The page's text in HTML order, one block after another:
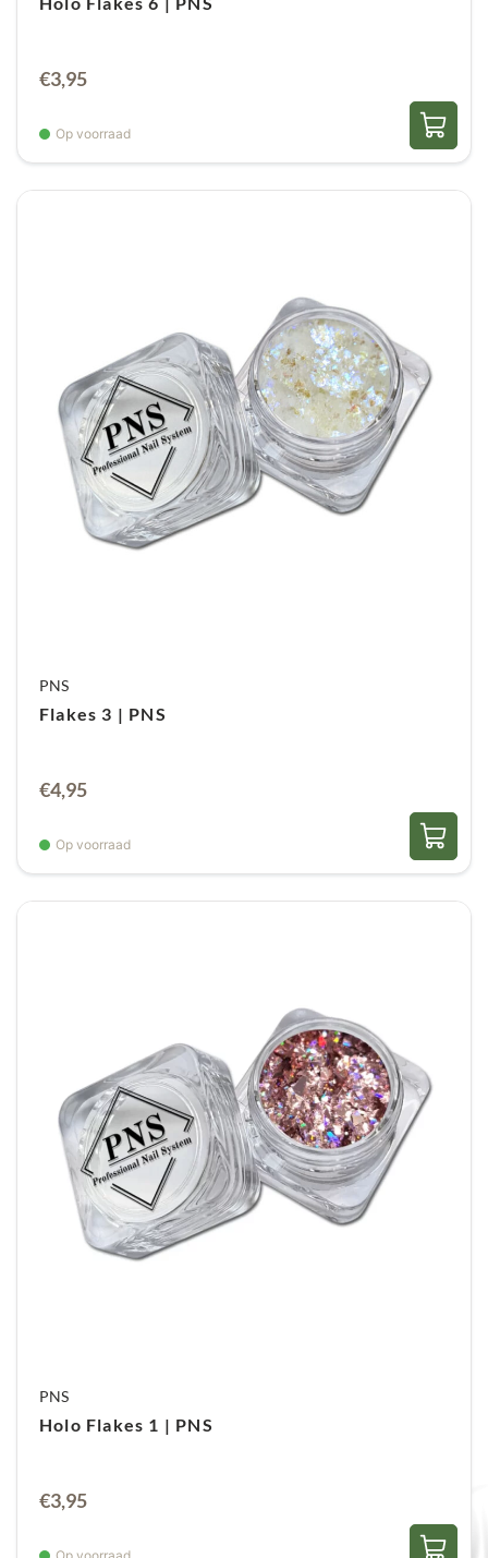
€3,95
Op voorraad
PNS
Flakes 3 | PNS
€4,95
Op voorraad
PNS
Holo Flakes 1 | PNS
€3,95